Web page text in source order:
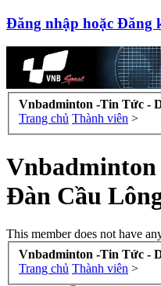
Đăng nhập hoặc Đăng
Vnbadminton -Tin Tức -
Trang chủ Thành viên >
Đàn Cầu
This member does not have
Vnbadminton -Tin Tức -
Trang chủ Thành viên >